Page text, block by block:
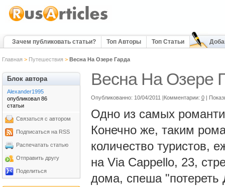
Зачем публиковать статьи? Топ Авторы Топ Статьи
Главная > Путешествия > Весна На Озере Гарда
Весна На Озере
Опубликованно: 10/04/2011 |Комментарии: 0 |
Одно из самых
Конечно же, таким
количество туристов,
на Via Cappello, 23,
дома, спеша "потереть
Блок автора
Alexander1995
опубликовал 86
статьи
Связаться с автором
Подписаться на RSS
Распечатать статью
Отправить другу
Поделиться